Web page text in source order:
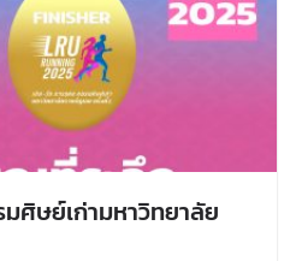
ศิษย์เก่ามหาวิทยาลัย